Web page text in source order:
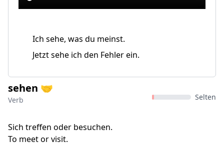
Ich sehe, was du meinst.
Jetzt sehe ich den Fehler ein.
sehen 🤝
Verb Selten
Sich treffen oder besuchen.
To meet or visit.